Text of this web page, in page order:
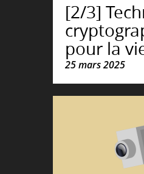
[2/3]
pour la
25 mars 2025